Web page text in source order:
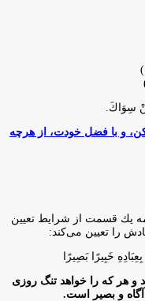
سِوَاكَ‏.
کن، و با فضل خودت، از هرچه
يك قسمت از شرايط تعيين
را تعيين مى‌كند:
خَبِيرًا بَصِيرًا
و هر که را خواهد تنگ روزی
آگاه و بصیر است.